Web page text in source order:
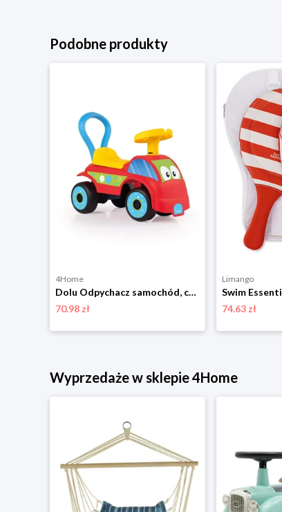
Podobne produkty
4Home
Dolu Odpychacz samochód, czerwony
70.98 zł
Limango
74.63 zł
Wyprzedaże w sklepie 4Home